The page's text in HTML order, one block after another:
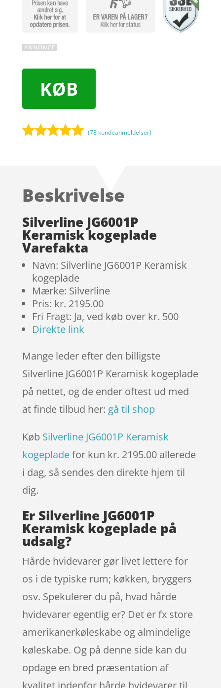
KØB
kundebedø
(78 kundeanmeldelser)
Beskrivelse
Silverline JG6001P
Keramisk kogeplade
Varefakta
Navn: Silverline JG6001P Keramisk
kogeplade
Mærke: Silverline
Pris: kr. 2195.00
Fri Fragt: Ja, ved køb over kr. 500
Direkte link
Mange leder efter den billigste
Silverline JG6001P Keramisk kogeplade
på nettet, og de ender oftest ud med
at finde tilbud her: gå til shop
Køb Silverline JG6001P Keramisk
kogepladefor kun kr. 2195.00 allerede
i dag, så sendes den direkte hjem til
dig.
Er Silverline JG6001P
Keramisk kogeplade på
udsalg?
Hårde hvidevarer gør livet lettere for
os i de typiske rum; køkken, bryggers
osv. Spekulerer du på, hvad hårde
hvidevarer egentlig er? Det er fx store
amerikanerkøleskabe og almindelige
køleskabe. Og på denne side kan du
opdage en bred præsentation af
kvalitet indenfor hårde hvidevarer til